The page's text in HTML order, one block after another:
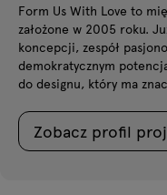
Form Us With Love to
założone w 2005 roku.
koncepcji, zespół
demokratycznym
do designu, który ma
Zobacz profil